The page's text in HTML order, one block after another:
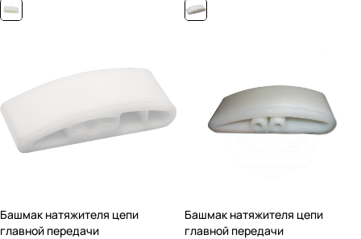
Башмак натяжителя цепи
главной передачи
Башмак натяжителя цепи
главной передачи